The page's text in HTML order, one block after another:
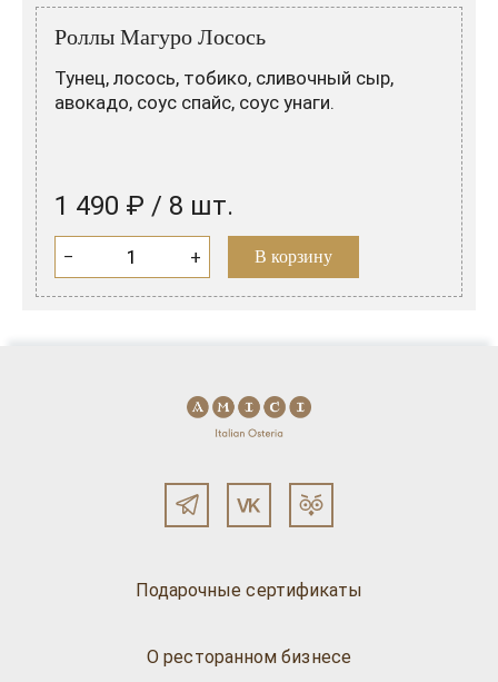
Итальянские вина
Французские вина
Граппа
Водка
Пиво
Роллы Магуро Лосось
Тунец, лосось, тобико, сливочный сыр,
авокадо, соус спайс, соус унаги.
1 490 ₽ / 8 шт.
− + В корзину
Подарочные сертификаты
О ресторанном бизнесе